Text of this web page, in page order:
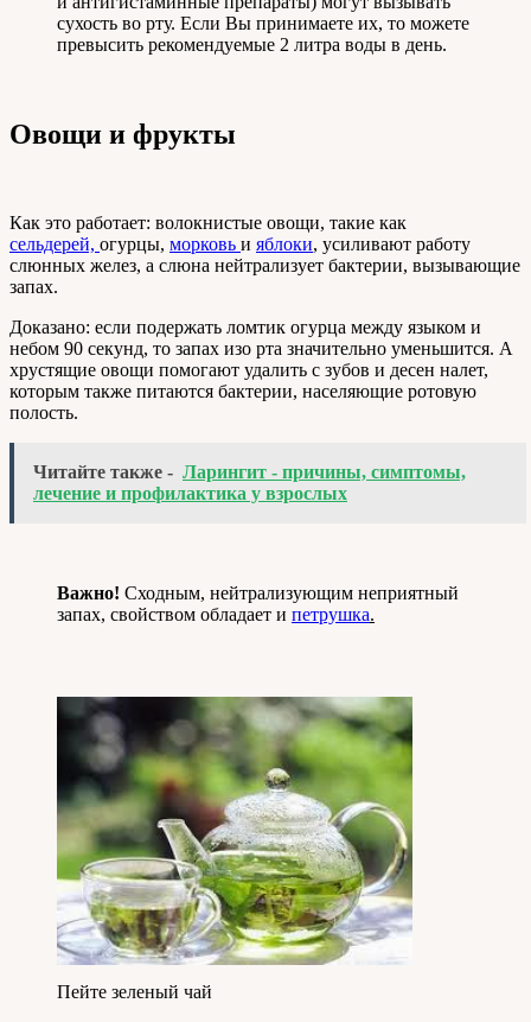
сухость во рту. Если Вы принимаете их, то можете
превысить рекомендуемые 2 литра воды в день.
Овощи и фрукты
Как это работает: волокнистые овощи, такие как
сельдерей, огурцы, морковь и яблоки, усиливают работу
слюнных желез, а слюна нейтрализует бактерии, вызывающие
запах.
Доказано: если подержать ломтик огурца между языком и
небом 90 секунд, то запах изо рта значительно уменьшится. А
хрустящие овощи помогают удалить с зубов и десен налет,
которым также питаются бактерии, населяющие ротовую
полость.
Читайте также - Ларингит - причины, симптомы,
лечение и профилактика у взрослых
Важно! Сходным, нейтрализующим неприятный
запах, свойством обладает и петрушка.
Пейте зеленый чай